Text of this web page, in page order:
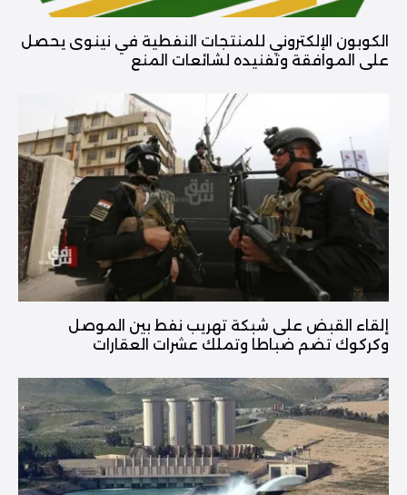
الكوبون الإلكتروني للمنتجات النفطية في نينوى يحصل
على الموافقة وتفنيده لشائعات المنع
إلقاء القبض على شبكة تهريب نفط بين الموصل
وكركوك تضم ضباطا وتملك عشرات العقارات